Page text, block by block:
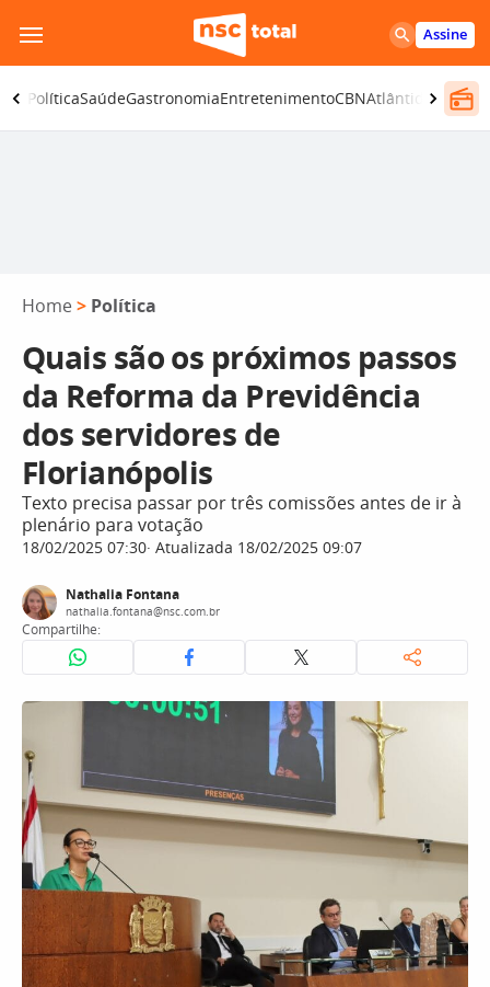
para
o
conteúdo
Assine
PolíticaSaúdeGastronomiaEntretenimentoCBNAtlântida SC
Home > Política
Quais são os próximos passos
da Reforma da Previdência
dos servidores de
Florianópolis
Texto precisa passar por três comissões antes de ir à
plenário para votação
18/02/2025 07:30 Atualizada 18/02/2025 09:07
Nathalia Fontana
nathalia.fontana@nsc.com.br
Compartilhe: